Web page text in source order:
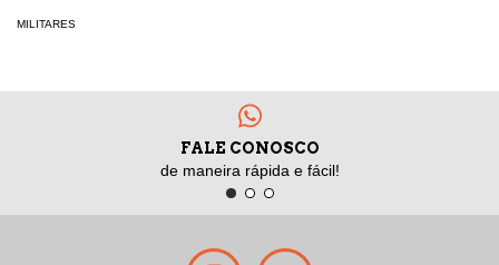
MILITARES
FALE CONOSCO
de maneira rápida e fácil!